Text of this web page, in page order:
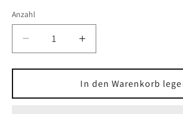
Anzahl
Verringere
die
Menge
1x
Erhöhe
die
Menge
für
1x
In den Warenkorb